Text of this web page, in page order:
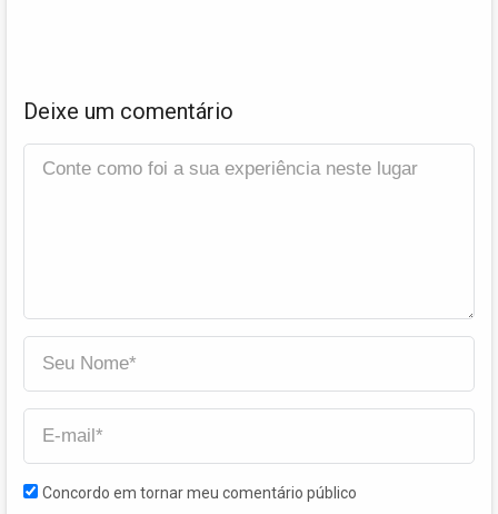
Deixe um comentário
Concordo em tornar meu comentário público